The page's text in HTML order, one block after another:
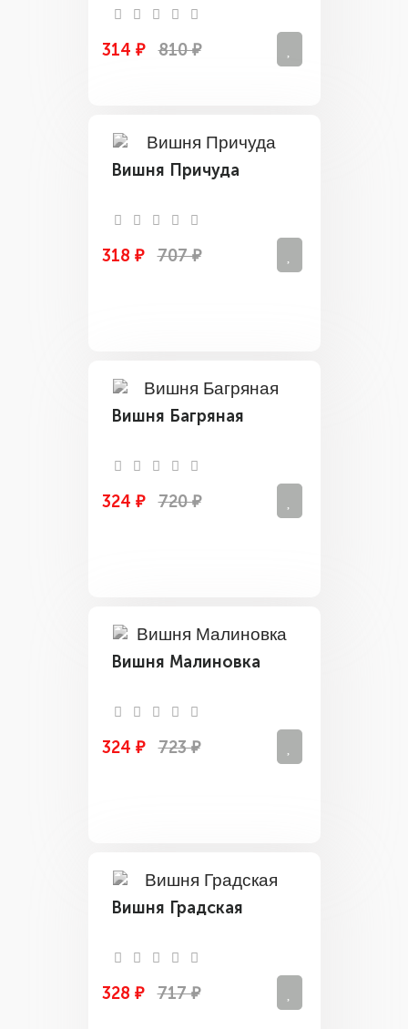
314 ₽ 810 ₽
Вишня Причуда
318 ₽ 707 ₽
Вишня Багряная
324 ₽ 720 ₽
Вишня Малиновка
324 ₽ 723 ₽
Вишня Градская
328 ₽ 717 ₽